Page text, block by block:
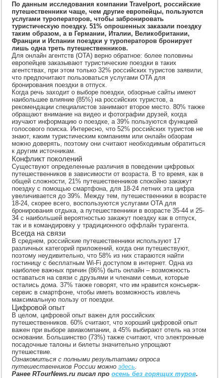
путешествие
–
это
тоже
отдых.
Россияне
предпочитают
турагентов
онлайну
По данным исследования компании Travelport, российские
путешественники чаще, чем другие европейцы, пользуются
услугами туроператоров, чтобы забронировать
туристическую поездку. 51% опрошенных заказали поездку
таким образом, а в Германии, Италии, Великобритании,
Франции и Испании поездки у туроператоров бронирует
лишь одна треть путешественников.
Для онлайн агентств (OTA) верно обратное: более половины
европейцев заказывают туристические поездки в таких
агентствах, при этом только 32% российских туристов заявили,
что предпочитают пользоваться услугами OTA для
бронирования поездки в отпуск.
Когда речь заходит о выборе поездки, обзорные сайты имеют
наибольшее влияние (85%) на российских туристов, а
рекомендации специалистов занимают второе место. 80% также
обращают внимание на видео и фотографии друзей, когда
изучают информацию о поездке, а 39% пользуются функцией
голосового поиска. Интересно, что 52% российских туристов не
знают, каким туристическим компаниям или онлайн обзорам
можно доверять, поэтому они считают необходимым обратиться
к другим источникам.
Конфликт поколений
Существуют определенные различия в поведении цифровых
путешественников в зависимости от возраста. В то время, как в
общей сложности, 21% путешественников спокойно закажут
поездку с помощью смартфона, для 18-24 летних эта цифра
увеличивается до 39%. Между тем, путешественники в возрасте
18-24, скорее всего, воспользуются услугами OTA для
бронирования отдыха, а путешественники в возрасте 35-44 и 25-
34 с наибольшей вероятностью закажут поездку как в отпуск,
так и в командировку у традиционного оффлайн турагента.
Всегда на связи
В среднем, российские путешественники используют 17
различных категорий приложений, когда они путешествуют,
поэтому неудивительно, что 58% из них стараются найти
гостиницу c бесплатным Wi-Fi доступом в интернет. Одна из
наиболее важных причин (86%) быть онлайн – возможность
оставаться на связи с друзьями и членами семьи, которые
остались дома. 37% также говорят, что им нравится консьерж-
сервис в смартфоне, чтобы иметь возможность извлечь
максимальную пользу от поездки.
Цифровой опыт
В целом, цифровой опыт важен для российских
путешественников. 60% считают, что хороший цифровой опыт
важен при выборе авиакомпании, а 45% выбирают отель на этом
основании. Большинство (73%) также считают, что электронные
посадочные талоны и билеты значительно упрощают
путешествие.
Ознакомиться с полными результатами опроса
путешественников России можноздесь.
Ранее RTourNews.ru писал проосень без горящих туров.